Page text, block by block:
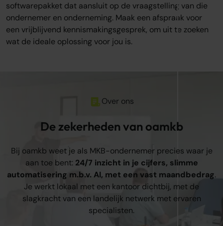
softwarepakket dat aansluit op de vraagstelling van die
ondernemer en onderneming. Maak een afspraak voor
een vrijblijvend kennismakingsgesprek, om uit te zoeken
wat de ideale oplossing voor jou is.
Over ons
De zekerheden van oamkb
Bij oamkb weet je als MKB-ondernemer precies waar je
aan toe bent: 24/7 inzicht in je cijfers, slimme
automatisering m.b.v. AI, met een vast maandbedrag.
Je werkt lokaal met een kantoor dichtbij, met de
slagkracht van een landelijk netwerk met ervaren
specialisten.